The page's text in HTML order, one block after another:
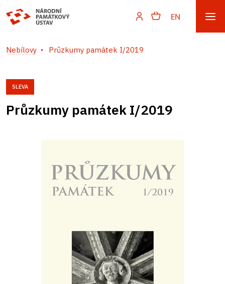
EN
Nebílovy Průzkumy památek I/2019
SLEVA
Průzkumy památek I/2019